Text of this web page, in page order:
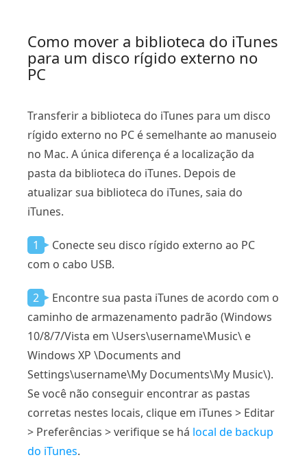
Como mover a biblioteca do iTunes
para um disco rígido externo no
PC
Transferir a biblioteca do iTunes para um disco
rígido externo no PC é semelhante ao manuseio
no Mac. A única diferença é a localização da
pasta da biblioteca do iTunes. Depois de
atualizar sua biblioteca do iTunes, saia do
iTunes.
1
Conecte seu disco rígido externo ao PC
com o cabo USB.
2
Encontre sua pasta iTunes de acordo com o
caminho de armazenamento padrão (Windows
10/8/7/Vista em \Users\username\Music\ e
Windows XP \Documents and
Settings\username\My Documents\My Music\).
Se você não conseguir encontrar as pastas
corretas nestes locais, clique em iTunes > Editar
> Preferências > verifique se há local de backup
do iTunes.